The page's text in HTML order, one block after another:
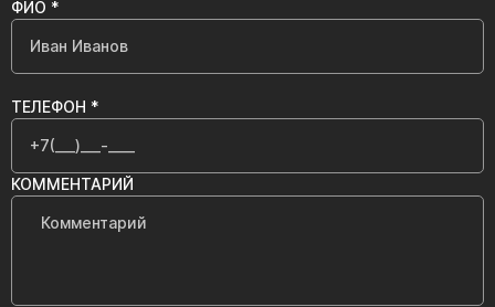
ФИО *
ТЕЛЕФОН *
КОММЕНТАРИЙ